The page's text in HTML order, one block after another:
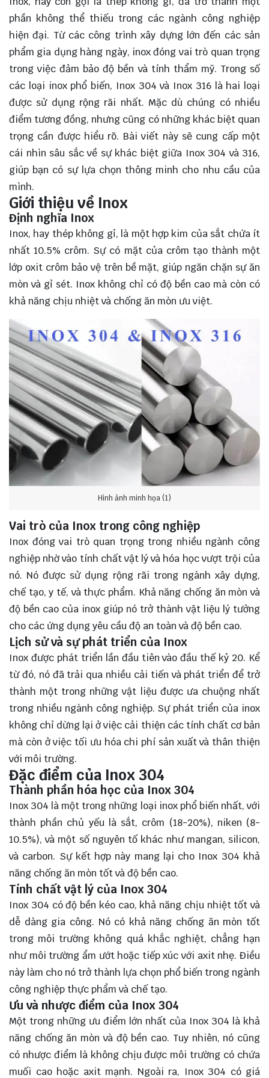
phần không thể thiếu trong các ngành công nghiệp
hiện đại. Từ các công trình xây dựng lớn đến các sản
phẩm gia dụng hàng ngày, inox đóng vai trò quan trọng
trong việc đảm bảo độ bền và tính thẩm mỹ. Trong số
các loại inox phổ biến, Inox 304 và Inox 316 là hai loại
được sử dụng rộng rãi nhất. Mặc dù chúng có nhiều
điểm tương đồng, nhưng cũng có những khác biệt quan
trọng cần được hiểu rõ. Bài viết này sẽ cung cấpmột
cái nhìn sâu sắc về sự khác biệt giữa Inox 304 và 316,
giúp bạn có sự lựa chọn thông minh cho nhu cầu của
mình.
Giới thiệu về Inox
Định nghĩa Inox
Inox, hay thép không gỉ, là một hợp kim của sắt chứa ít
nhất 10.5% crôm. Sự có mặt của crôm tạo thành một
lớp oxit crôm bảo vệ trên bề mặt, giúp ngăn chặn sự ăn
mòn và gỉ sét. Inox không chỉ có độ bền cao mà còn có
khả năng chịu nhiệt và chống ăn mòn ưu việt.
Hình ảnh minh họa (1)
Vai trò của Inox trong công nghiệp
Inox đóng vai trò quan trọng trong nhiều ngành công
nghiệp nhờ vào tính chất vật lý và hóa học vượt trội của
nó. Nó được sử dụng rộng rãi trong ngành xây dựng,
chế tạo, y tế, và thực phẩm. Khả năng chống ăn mòn và
độ bền cao của inox giúp nó trở thành vật liệu lý tưởng
cho các ứng dụng yêu cầu độ an toàn và độ bền cao.
Lịch sử và sự phát triển của Inox
Inox được phát triển lần đầu tiên vào đầu thế kỷ 20. Kể
từ đó, nó đã trải qua nhiều cải tiến và phát triển để trở
thành một trong những vật liệu được ưa chuộng nhất
trong nhiều ngành công nghiệp. Sự phát triển của inox
không chỉ dừng lại ở việc cải thiện các tính chất cơ bản
mà còn ở việc tối ưu hóa chi phí sản xuất và thân thiện
với môi trường.
Đặc điểm của Inox 304
Thành phần hóa học của Inox 304
Inox 304 là một trong những loại inox phổ biến nhất, với
thành phần chủ yếu là sắt, crôm (18-20%), niken (8-
10.5%), và một số nguyên tố khác như mangan, silicon,
và carbon. Sự kết hợp này mang lại cho Inox 304 khả
năng chống ăn mòn tốt và độ bền cao.
Tính chất vật lý của Inox 304
Inox 304 có độ bền kéo cao, khả năng chịu nhiệt tốt và
dễ dàng gia công. Nó có khả năng chống ăn mòn tốt
trong môi trường không quá khắc nghiệt, chẳng hạn
như môi trường ẩm ướt hoặc tiếp xúc với axit nhẹ. Điều
này làm cho nó trở thành lựa chọn phổ biến trong ngành
công nghiệp thực phẩm và chế tạo.
Ưu và nhược điểm của Inox 304
Một trong những ưu điểm lớn nhất của Inox 304 là khả
năng chống ăn mòn và độ bền cao. Tuy nhiên, nó cũng
có nhược điểm là không chịu được môi trường có chứa
muối cao hoặc axit mạnh. Ngoài ra, Inox 304 có giá